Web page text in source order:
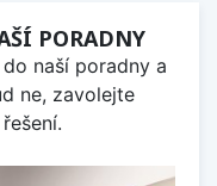
PORADNY
naší poradny a
ne, zavolejte